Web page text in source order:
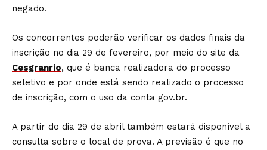
negado.
Os concorrentes poderão verificar os dados finais da
inscrição no dia 29 de fevereiro, por meio do site da
Cesgranrio, que é banca realizadora do processo
seletivo e por onde está sendo realizado o processo
de inscrição, com o uso da conta gov.br.
A partir do dia 29 de abril também estará disponível a
consulta sobre o local de prova. A previsão é que no